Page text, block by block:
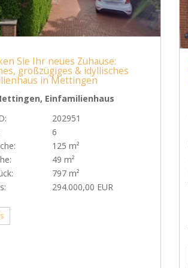
Sie Ihr neues Zuhause:
großzügiges & idyllisches
in Mettingen
Einfamilienhaus
202951
6
125 m²
49 m²
797 m²
294.000,00 EUR